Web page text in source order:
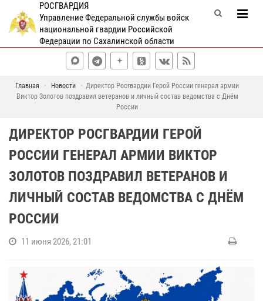
РОСГВАРДИЯ
Управление Федеральной службы войск
национальной гвардии Российской
Федерации по Сахалинской области
Главная Новости
Директор Росгвардии Герой России генерал армии
Виктор Золотов поздравил ветеранов и личный состав ведомства с Днём
России
ДИРЕКТОР РОСГВАРДИИ ГЕРОЙ
РОССИИ ГЕНЕРАЛ АРМИИ ВИКТОР
ЗОЛОТОВ ПОЗДРАВИЛ ВЕТЕРАНОВ И
ЛИЧНЫЙ СОСТАВ ВЕДОМСТВА С ДНЁМ
РОССИИ
11 июня 2026, 21:01